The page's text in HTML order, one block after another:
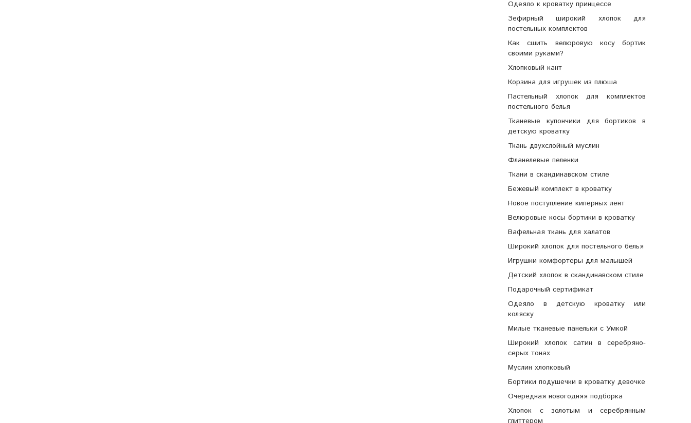
Одеяло к кроватку принцессе
Зефирный широкий хлопок для
постельных комплектов
Как сшить велюровую косу бортик
своими руками?
Хлопковый кант
Корзина для игрушек из плюша
Пастельный хлопок для комплектов
постельного белья
Тканевые купончики для бортиков в
детскую кроватку
Ткань двухслойный муслин
Фланелевые пеленки
Ткани в скандинавском стиле
Бежевый комплект в кроватку
Новое поступление киперных лент
Велюровые косы бортики в кроватку
Вафельная ткань для халатов
Широкий хлопок для постельного белья
Игрушки комфортеры для малышей
Детский хлопок в скандинавском стиле
Подарочный сертификат
Одеяло в детскую кроватку или
коляску
Милые тканевые панельки с Умкой
Широкий хлопок сатин в серебряно-
серых тонах
Муслин хлопковый
Бортики подушечки в кроватку девочке
Очередная новогодняя подборка
Хлопок с золотым и серебрянным